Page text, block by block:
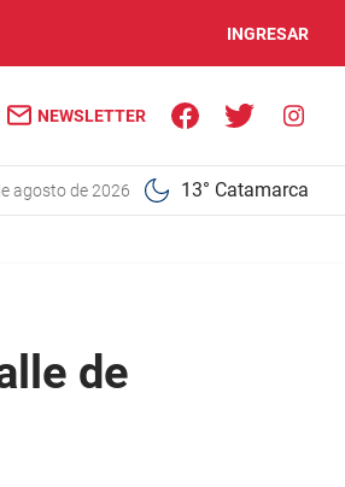
INGRESAR
NEWSLETTER
agosto de 2026 13° Catamarca
de